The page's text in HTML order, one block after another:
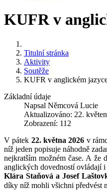
KUFR v
Titulní stránka
Aktivity
Soutěže
KUFR v anglickém
Základní údaje
Napsal Němcová Lucie
Aktualizováno: 22.
Zobrazení: 112
V pátek 22. května 2026 v
níž jeden popisuje náhodně
nejkratším možném čase. A
anglických dovedností ovládají
Klára Staňová a Josef
díky níž mohli všichni předvést